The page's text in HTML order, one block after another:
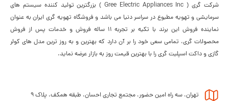
شرکت گری ( Gree Electric Appliances Inc ) بزرگترین تولید کننده سیستم های
سرمایشی و تهویه مطبوع در سراسر دنیا می باشد و فروشگاه تهویه گری ایران به عنوان
نماینده فروش این برند با تکیه بر تجربه 11 ساله فروش و خدمات پس از فروش
محصولات گری، تمامی سعی خود را بر آن دارد که بهترین و به روز ترین مدل های کولر
گازی و داکت اسپلیت گری را با بهترین قیمت روز به بازار عرضه نماید.
تهران، سه راه امین حضور، مجتمع تجاری احسان، طبقه همکف، پلاک 9